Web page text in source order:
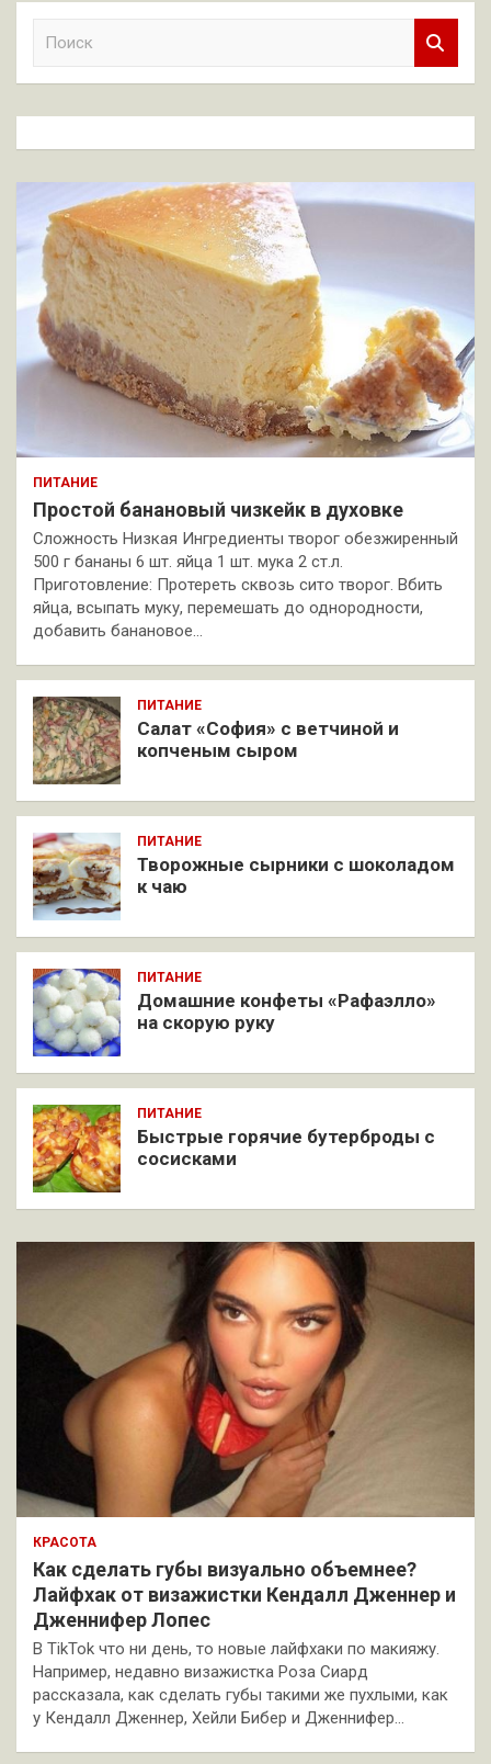
к
ПИТАНИЕ
Простой банановый чизкейк в духовке
Сложность Низкая Ингредиенты творог обезжиренный
500 г бананы 6 шт. яйца 1 шт. мука 2 ст.л.
Приготовление: Протереть сквозь сито творог. Вбить
яйца, всыпать муку, перемешать до однородности,
добавить банановое…
ПИТАНИЕ
Салат «София» с ветчиной и
копченым сыром
ПИТАНИЕ
Творожные сырники с шоколадом
к чаю
ПИТАНИЕ
Домашние конфеты «Рафаэлло»
на скорую руку
ПИТАНИЕ
Быстрые горячие бутерброды с
сосисками
КРАСОТА
Как сделать губы визуально объемнее?
Лайфхак от визажистки Кендалл Дженнер и
Дженнифер Лопес
В TikTok что ни день, то новые лайфхаки по макияжу.
Например, недавно визажистка Роза Сиард
рассказала, как сделать губы такими же пухлыми, как
у Кендалл Дженнер, Хейли Бибер и Дженнифер…